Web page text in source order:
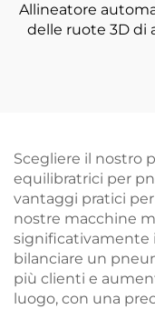
Allineatore
delle ruote 3D di
Scegliere il nostro
equilibratrici per
vantaggi pratici
nostre macchine
significativamente
bilanciare un
più clienti e
luogo, con una